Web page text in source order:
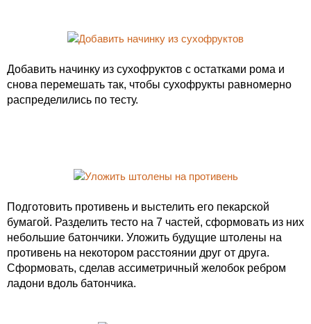
Добавить начинку из сухофруктов с остатками рома и
снова перемешать так, чтобы сухофрукты равномерно
распределились по тесту.
Подготовить противень и выстелить его пекарской
бумагой. Разделить тесто на 7 частей, сформовать из них
небольшие батончики. Уложить будущие штолены на
противень на некотором расстоянии друг от друга.
Сформовать, сделав ассиметричный желобок ребром
ладони вдоль батончика.